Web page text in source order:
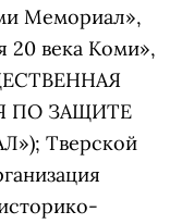
Мемориал»,
века Коми»,
ПО ЗАЩИТЕ
Тверской